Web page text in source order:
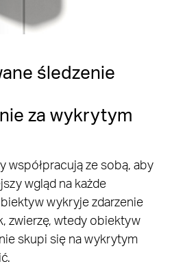
śledzenie
za wykrytym
współpracują ze sobą, aby
wgląd na każde
wykryje zdarzenie
zwierzę, wtedy obiektyw
skupi się na wykrytym